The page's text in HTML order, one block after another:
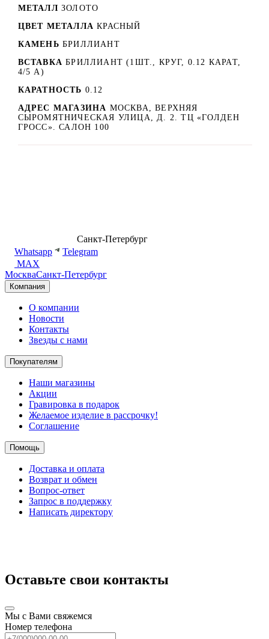
МЕТАЛЛ ЗОЛОТО
ЦВЕТ МЕТАЛЛА КРАСНЫЙ
КАМЕНЬ БРИЛЛИАНТ
ВСТАВКА БРИЛЛИАНТ (1ШТ., КРУГ, 0.12 КАРАТ,
4/5 A)
КАРАТНОСТЬ 0.12
АДРЕС МАГАЗИНА МОСКВА, ВЕРХНЯЯ
СЫРОМЯТНИЧЕСКАЯ УЛИЦА, Д. 2. ТЦ «ГОЛДЕН
ГРОСС». САЛОН 100
Санкт-Петербург
Whatsapp
Telegram
MAX
МоскваСанкт-Петербург
Компания
О компании
Новости
Контакты
Звезды с нами
Покупателям
Наши магазины
Акции
Гравировка в подарок
Желаемое изделие в рассрочку!
Соглашение
Помощь
Доставка и оплата
Возврат и обмен
Вопрос-ответ
Запрос в поддержку
Написать директору
Оставьте свои контакты
Мы с Вами свяжемся
Номер телефона